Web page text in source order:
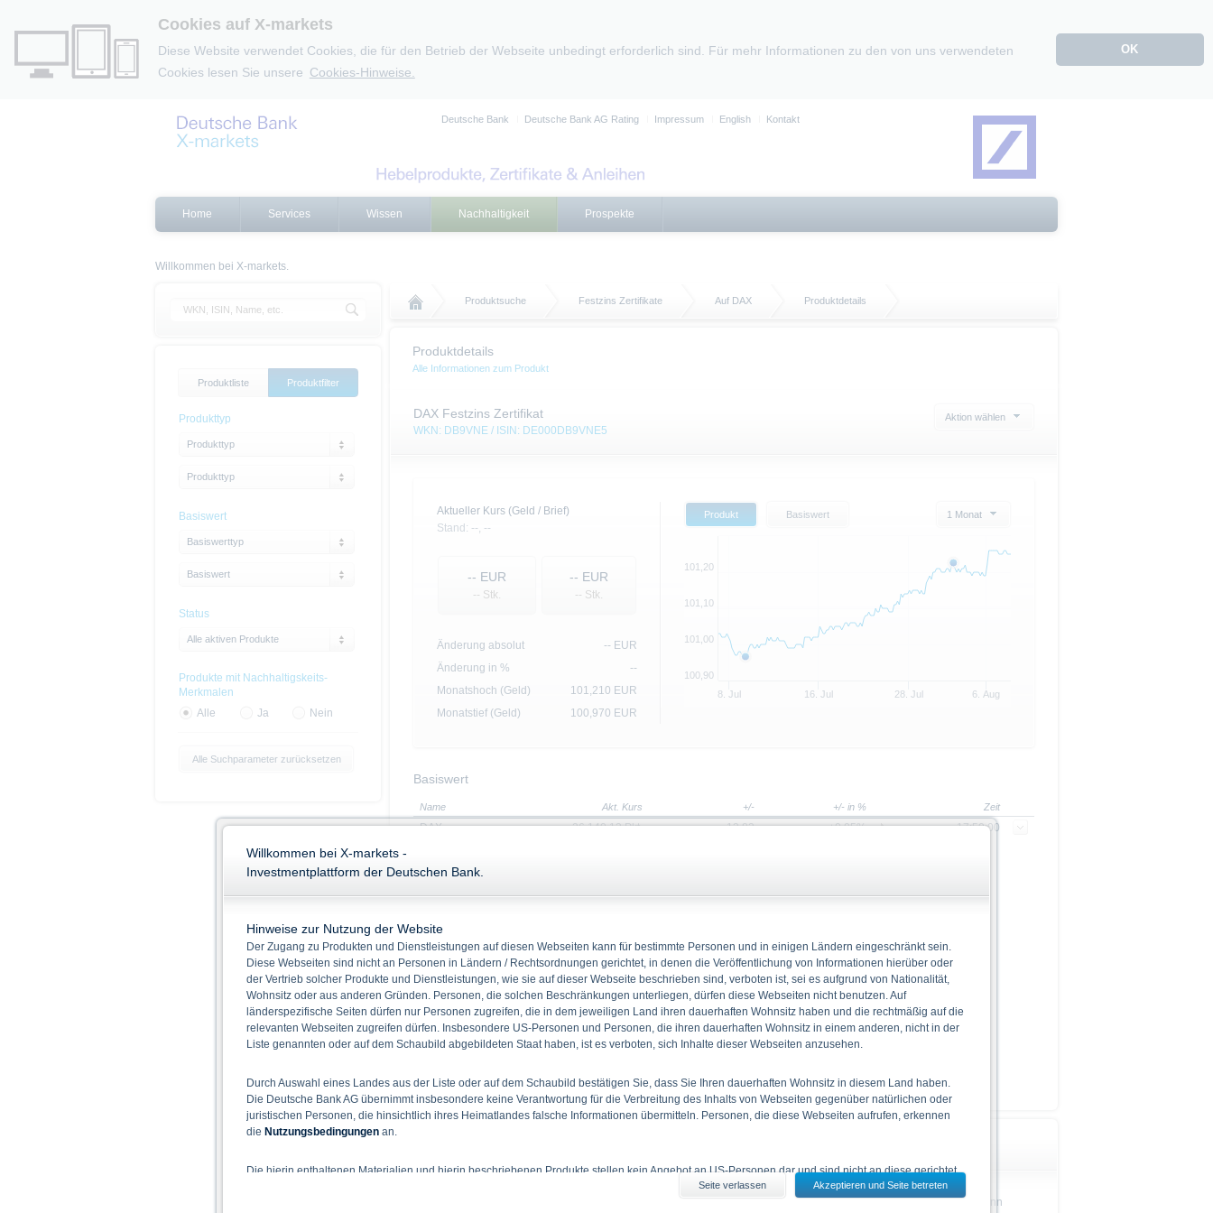
Cookies auf X-markets
Diese Website verwendet Cookies, die für den Betrieb der Webseite unbedingt erforderlich sind. Für mehr Informationen zu den von uns verwendeten
Cookies lesen Sie unsere Cookies-Hinweise.
OK
Deutsche Bank Deutsche Bank AG Rating Impressum English Kontakt
Home Services Wissen Nachhaltigkeit Prospekte
Willkommen bei X-markets.
Produktsuche Festzins Zertifikate Auf DAX Produktdetails
Produktdetails
Alle Informationen zum Produkt
DAX Festzins Zertifikat
WKN: DB9VNE / ISIN: DE000DB9VNE5
Aktion wählen
Aktueller Kurs (Geld / Brief)
Stand: --, --
-- EUR
-- Stk.
-- EUR
-- Stk.
Änderung absolut -- EUR
Änderung in %
--
Monatshoch (Geld)
101,210 EUR
Monatstief (Geld)
100,970 EUR
Produkt Basiswert 1 Monat
28. Jul 6. Aug
8. Jul 16. Jul
100,90
101,00
101,10
101,20
Basiswert
Name Akt. Kurs +/- +/- in % Zeit
DAX 26.140,13Pkt. 13,83 +0,05% 17:50:00
Stammdaten
ISIN
Quanto
Nein
Bezugsverhältnis
0,0060142815129
Produkttyp
Festzins Zertifikate
Basiswert
DAX
Rückzahlung
Cash
Laufzeit
20.01.2027
Das Produkt ist nicht einfach und kann
Produktliste Produktfilter
Produkttyp
Produkttyp
Produkttyp
Basiswert
Basiswerttyp
Basiswert
Status
Alle aktiven Produkte
Produkte mit Nachhaltigskeits-
Merkmalen
Alle
Ja Nein
Alle Suchparameter zurücksetzen
Willkommen bei X-markets -
Investmentplattform der Deutschen Bank.
Hinweise zur Nutzung der Website
Der Zugang zu Produkten und Dienstleistungen auf diesen Webseiten kann für bestimmte Personen und in einigen Ländern eingeschränkt sein.
Diese Webseiten sind nicht an Personen in Ländern / Rechtsordnungen gerichtet, in denen die Veröffentlichung von Informationen hierüber oder
der Vertrieb solcher Produkte und Dienstleistungen, wie sie auf dieser Webseite beschrieben sind, verboten ist, sei es aufgrund von Nationalität,
Wohnsitz oder aus anderen Gründen. Personen, die solchen Beschränkungen unterliegen, dürfen diese Webseiten nicht benutzen. Auf
länderspezifische Seiten dürfen nur Personen zugreifen, die in dem jeweiligen Land ihren dauerhaften Wohnsitz haben und die rechtmäßig auf die
relevanten Webseiten zugreifen dürfen. Insbesondere US-Personen und Personen, die ihren dauerhaften Wohnsitz in einem anderen, nicht in der
Liste genannten oder auf dem Schaubild abgebildeten Staat haben, ist es verboten, sich Inhalte dieser Webseiten anzusehen.
Durch Auswahl eines Landes aus der Liste oder auf dem Schaubild bestätigen Sie, dass Sie Ihren dauerhaften Wohnsitz in diesem Land haben.
Die Deutsche Bank AG übernimmt insbesondere keine Verantwortung für die Verbreitung des Inhalts von Webseiten gegenüber natürlichen oder
juristischen Personen, die hinsichtlich ihres Heimatlandes falsche Informationen übermitteln. Personen, die diese Webseiten aufrufen, erkennen
die Nutzungsbedingungen an.
Die hierin enthaltenen Materialien und hierin beschriebenen Produkte stellen kein Angebot an US-Personen dar und sind nicht an diese gerichtet.
Der Zugang zu auf diesen Webseiten erhältlichen Informationen durch US-Personen und durch Personen, die in dem jeweils ausgewählten Land
Seite verlassen Akzeptieren und Seite betreten